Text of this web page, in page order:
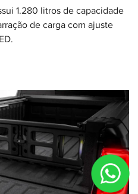
1.280 litros de capacidade
de carga com ajuste